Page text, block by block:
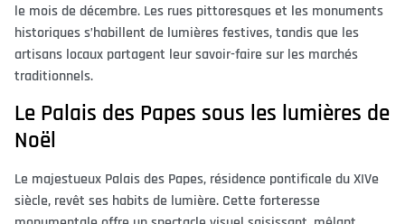
le mois de décembre. Les rues pittoresques et les monuments
historiques s’habillent de lumières festives, tandis que les
artisans locaux partagent leur savoir-faire sur les marchés
traditionnels.
Le Palais des Papes sous les lumières de
Noël
Le majestueux Palais des Papes, résidence pontificale du XIVe
siècle, revêt ses habits de lumière. Cette forteresse